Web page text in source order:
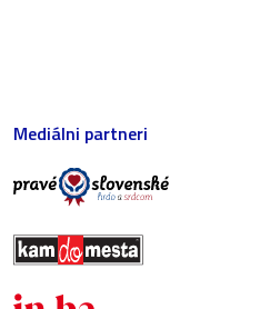
Mediálni partneri